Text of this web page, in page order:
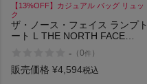
【13%OFF】カジュアル バッグ リュッ
ク
ザ・ノース・フェイス ランプト
ート L THE NORTH FACE
- （0件 ）
販売価格 ¥4,594税込